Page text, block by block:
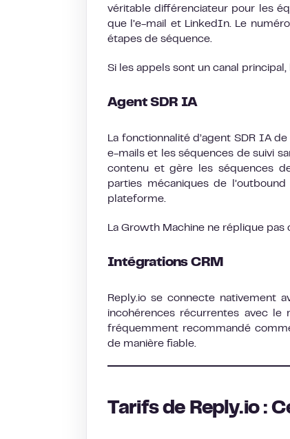
véritable différenciateur pour les
que l’e-mail et LinkedIn. Le
étapes de séquence.
Si les appels sont un canal
Agent SDR IA
La fonctionnalité d’agent SDR IA
e-mails et les séquences de suivi
contenu et gère les séquences
parties mécaniques de
plateforme.
La Growth Machine ne réplique pas
Intégrations CRM
Reply.io se connecte nativement
incohérences récurrentes avec
fréquemment recommandé
de manière fiable.
Tarifs de Reply.io :